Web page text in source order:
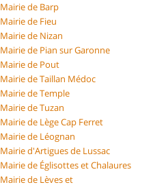
Mairie de Barp
Mairie de Fieu
Mairie de Nizan
Mairie de Pian sur Garonne
Mairie de Pout
Mairie de Taillan Médoc
Mairie de Temple
Mairie de Tuzan
Mairie de Lège Cap Ferret
Mairie de Léognan
Mairie d'Artigues de Lussac
Mairie de Églisottes et Chalaures
Mairie de Lèves et